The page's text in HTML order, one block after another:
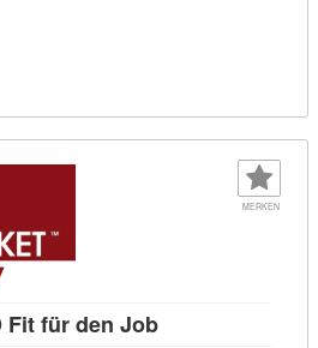
MERKEN
Fit für den JobKursdetail: